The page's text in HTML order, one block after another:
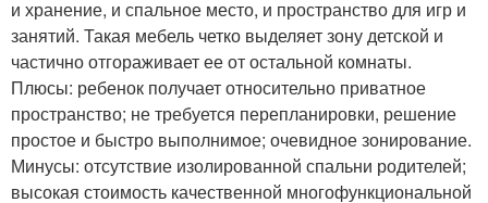
и хранение, и спальное место, и пространство для игр и
занятий. Такая мебель четко выделяет зону детской и
частично отгораживает ее от остальной комнаты.
Плюсы: ребенок получает относительно приватное
пространство; не требуется перепланировки, решение
простое и быстро выполнимое; очевидное зонирование.
Минусы: отсутствие изолированной спальни родителей;
высокая стоимость качественной многофункциональной